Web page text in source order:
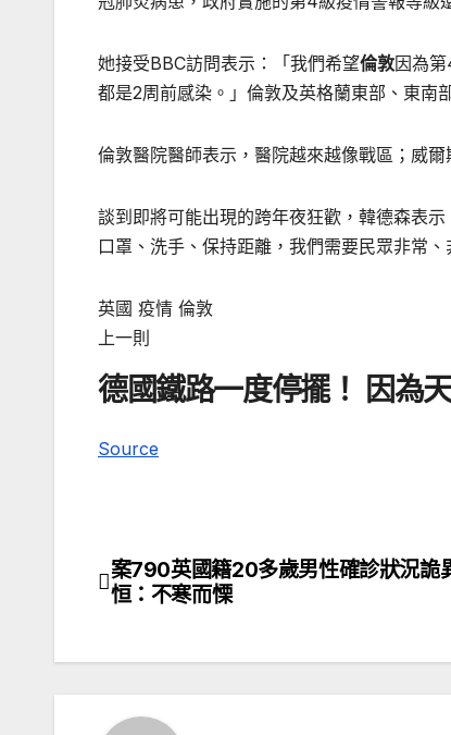
她接受BBC訪問表示：「我們希望倫敦因為
都是2周前感染。」倫敦及英格蘭東部、東南
倫敦醫院醫師表示，醫院越來越像戰區；威
談到即將可能出現的跨年夜狂歡，韓德森表
口罩、洗手、保持距離，我們需要民眾非常、
英國 疫情 倫敦
上一則
德國鐵路一度停擺！ 因為
Source
文
導
覽
案790英國籍20多歲男性確診狀況詭
恒：不寒而慄